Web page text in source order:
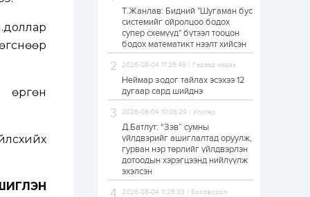
өргөн
ЗГ: Автобензин,
дизель түлшний
онцгой албан
татварыг тэглэлээ
1 өдөр 2
З.Мэндсайхан:
Хүнсний нөөцийг
бэлтгэх агуулах,
зоорь бэлтгэх ААН-
үүдэд хөнгөлөлттэй
зээл олгоно
1 өдөр 1 0
Европ дахь
соёлын наадам
боллоо
Т.Жанлав: Бидний "Шугаман бус
системийг ойролцоо бодох
супер схемүүд" бүтээл тооцон
бодох математикт нээлт хийсэн
2026-08-04 17:26:48 / Гадаад мэдээ
Неймар зодог тайлах эсэхээ 12
дугаар сард шийднэ
2026-08-04 10:08:29 / Улстөр
Д.Батлут: “Зэв” сумны
үйлдвэрийг ашиглалтад оруулж,
гурван нэр төрлийг үйлдвэрлэн
дотоодын хэрэгцээнд нийлүүлж
эхэлсэн
2026-08-04 11:28:33 / Боловсрол